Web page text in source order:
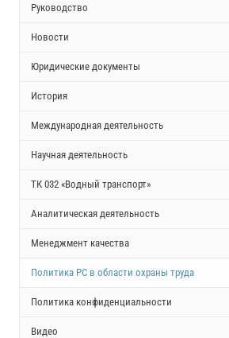
Руководство
Новости
Юридические документы
История
Международная деятельность
Научная деятельность
ТК 032 «Водный транспорт»
Аналитическая деятельность
Менеджмент качества
Политика РС в области охраны труда
Политика конфиденциальности
Видео